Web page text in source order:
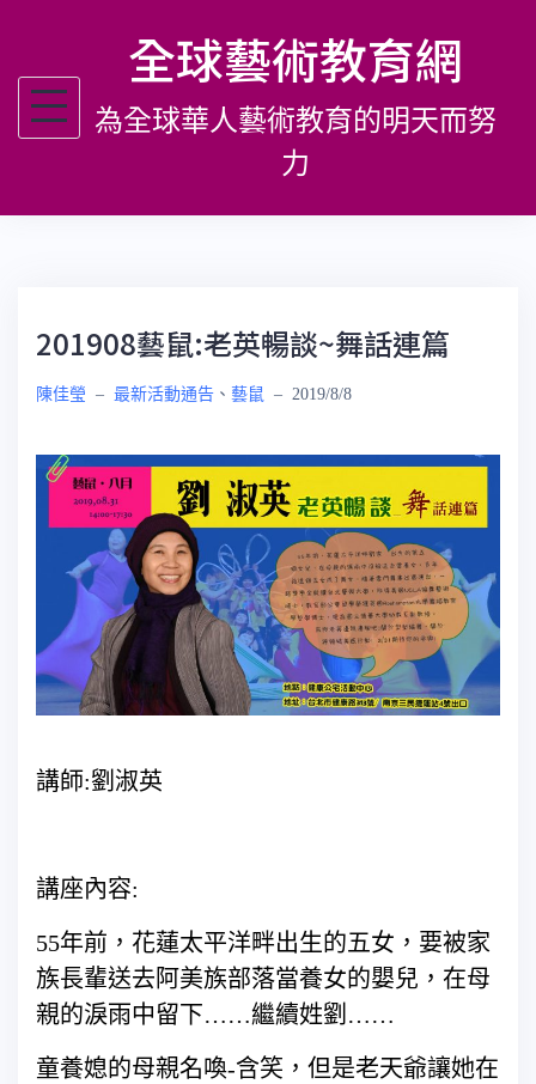
主
全球藝術教育網
為全球華人藝術教育的明天而努
力
201908藝鼠:老英暢談~舞話連篇
陳佳瑩 – 最新活動通告 、 藝鼠 – 2019/8/8
講師:劉淑英
講座內容:
55年前，花蓮太平洋畔出生的五女，要被家
族長輩送去阿美族部落當養女的嬰兒，在母
親的淚雨中留下……繼續姓劉……
童養媳的母親名喚-含笑，但是老天爺讓她在